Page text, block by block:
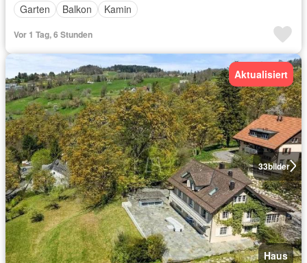
Garten
Balkon Kamin
Vor 1 Tag, 6 Stunden
33bilder
Aktualisiert
Haus